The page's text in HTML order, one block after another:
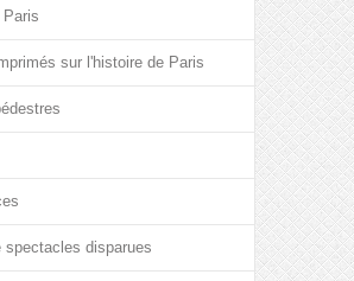
sur l'histoire de Paris
spectacles disparues